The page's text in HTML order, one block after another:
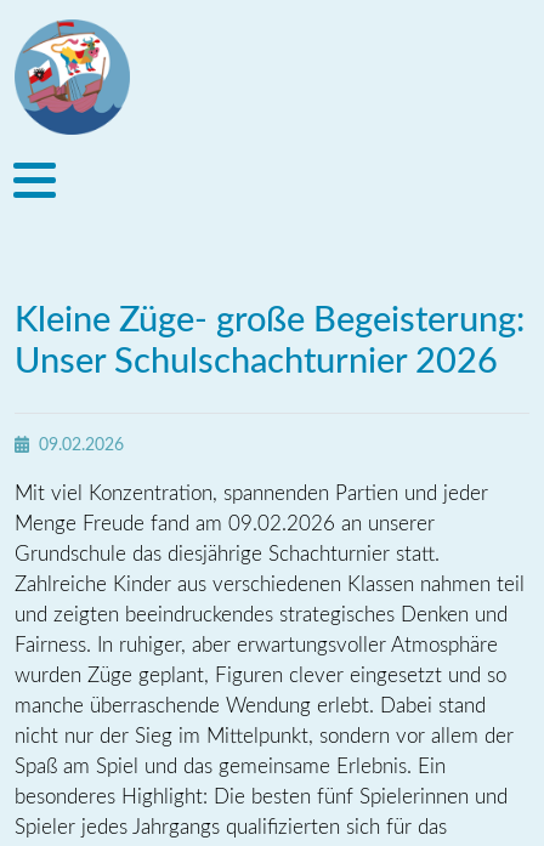
Kleine Züge- große Begeisterung:
Unser Schulschachturnier 2026
09.02.2026
Mit viel Konzentration, spannenden Partien und jeder
Menge Freude fand am 09.02.2026 an unserer
Grundschule das diesjährige Schachturnier statt.
Zahlreiche Kinder aus verschiedenen Klassen nahmen teil
und zeigten beeindruckendes strategisches Denken und
Fairness. In ruhiger, aber erwartungsvoller Atmosphäre
wurden Züge geplant, Figuren clever eingesetzt und so
manche überraschende Wendung erlebt. Dabei stand
nicht nur der Sieg im Mittelpunkt, sondern vor allem der
Spaß am Spiel und das gemeinsame Erlebnis. Ein
besonderes Highlight: Die besten fünf Spielerinnen und
Spieler jedes Jahrgangs qualifizierten sich für das